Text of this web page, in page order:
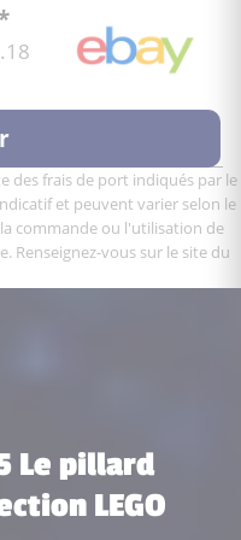
des frais de port indiqués par le
et peuvent varier selon le
commande ou l'utilisation de
Renseignez-vous sur le site du
Le pillard
LEGO